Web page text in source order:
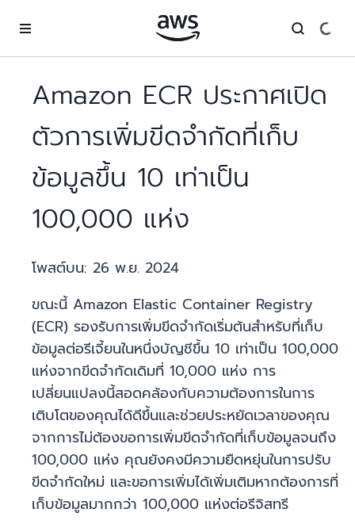
Amazon ECR ประกาศเปิด
ตัวการเพิ่มขีดจำกัดที่เก็บ
ข้อมูลขึ้น 10 เท่าเป็น
100,000 แห่ง
โพสต์บน: 26 พ.ย. 2024
ขณะนี้ Amazon Elastic Container Registry
(ECR) รองรับการเพิ่มขีดจำกัดเริ่มต้นสำหรับที่เก็บ
ข้อมูลต่อรีเจี้ยนในหนึ่งบัญชีขึ้น 10 เท่าเป็น 100,000
แห่งจากขีดจำกัดเดิมที่ 10,000 แห่ง การ
เปลี่ยนแปลงนี้สอดคล้องกับความต้องการในการ
เติบโตของคุณได้ดีขึ้นและช่วยประหยัดเวลาของคุณ
จากการไม่ต้องขอการเพิ่มขีดจำกัดที่เก็บข้อมูลจนถึง
100,000 แห่ง คุณยังคงมีความยืดหยุ่นในการปรับ
ขีดจำกัดใหม่ และขอการเพิ่มได้เพิ่มเติมหากต้องการที่
เก็บข้อมูลมากกว่า 100,000 แห่งต่อรีจิสทรี